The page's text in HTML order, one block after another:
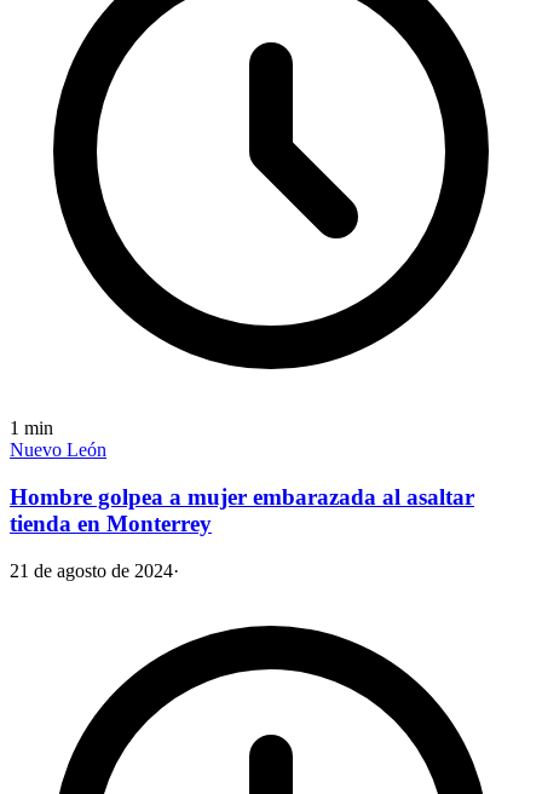
1 min
Nuevo León
Hombre golpea a mujer embarazada al asaltar
tienda en Monterrey
21 de agosto de 2024·